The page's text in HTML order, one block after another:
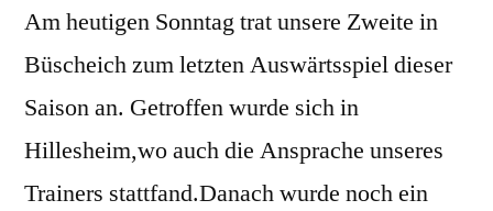
Am heutigen Sonntag trat unsere Zweite in
Büscheich zum letzten Auswärtsspiel dieser
Saison an. Getroffen wurde sich in
Hillesheim,wo auch die Ansprache unseres
Trainers stattfand.Danach wurde noch ein